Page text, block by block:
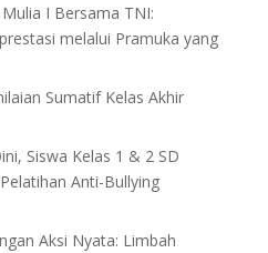
Mulia I Bersama TNI:
melalui Pramuka yang
Sumatif Kelas Akhir
Siswa Kelas 1 & 2 SD
Anti-Bullying
Aksi Nyata: Limbah